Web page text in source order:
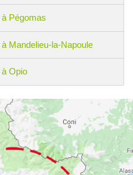
Pégomas
Mandelieu-la-Napoule
Opio